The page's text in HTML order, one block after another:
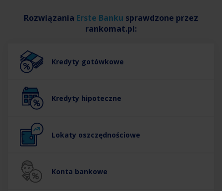
Rozwiązania Erste Banku sprawdzone przez
rankomat.pl:
Kredyty gotówkowe
Kredyty hipoteczne
Lokaty oszczędnościowe
Konta bankowe